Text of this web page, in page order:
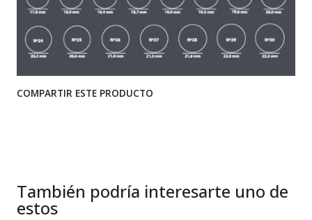
COMPARTIR ESTE PRODUCTO
También podría interesarte uno de
estos